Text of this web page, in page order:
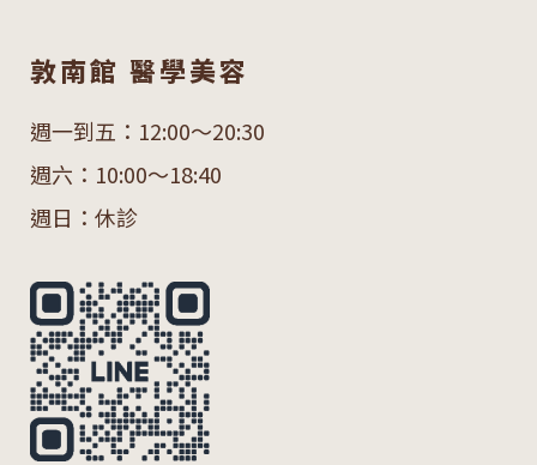
敦南館 醫學美容
週一到五：12:00～20:30
週六：10:00～18:40
週日：休診